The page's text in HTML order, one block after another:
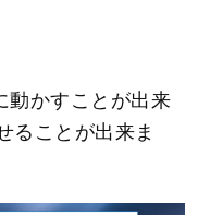
動かすことが出来
ることが出来ま